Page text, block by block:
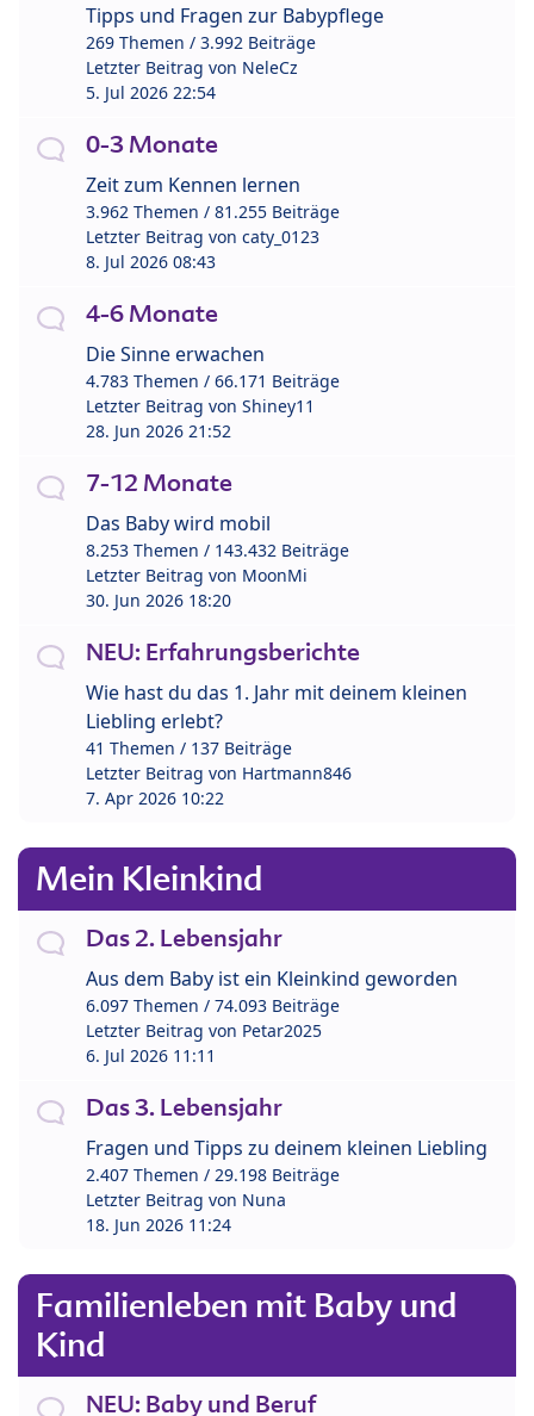
Tipps und Fragen zur Babypflege
269 Themen / 3.992 Beiträge
Letzter Beitrag von NeleCz
5. Jul 2026 22:54
0-3 Monate
Zeit zum Kennen lernen
3.962 Themen / 81.255 Beiträge
Letzter Beitrag von caty_0123
8. Jul 2026 08:43
4-6 Monate
Die Sinne erwachen
4.783 Themen / 66.171 Beiträge
Letzter Beitrag von Shiney11
28. Jun 2026 21:52
7-12 Monate
Das Baby wird mobil
8.253 Themen / 143.432 Beiträge
Letzter Beitrag von MoonMi
30. Jun 2026 18:20
NEU: Erfahrungsberichte
Wie hast du das 1. Jahr mit deinem kleinen
Liebling erlebt?
41 Themen / 137 Beiträge
Letzter Beitrag von Hartmann846
7. Apr 2026 10:22
Mein Kleinkind
Das 2. Lebensjahr
Aus dem Baby ist ein Kleinkind geworden
6.097 Themen / 74.093 Beiträge
Letzter Beitrag von Petar2025
6. Jul 2026 11:11
Das 3. Lebensjahr
Fragen und Tipps zu deinem kleinen Liebling
2.407 Themen / 29.198 Beiträge
Letzter Beitrag von Nuna
18. Jun 2026 11:24
Familienleben mit Baby und
Kind
NEU: Baby und Beruf